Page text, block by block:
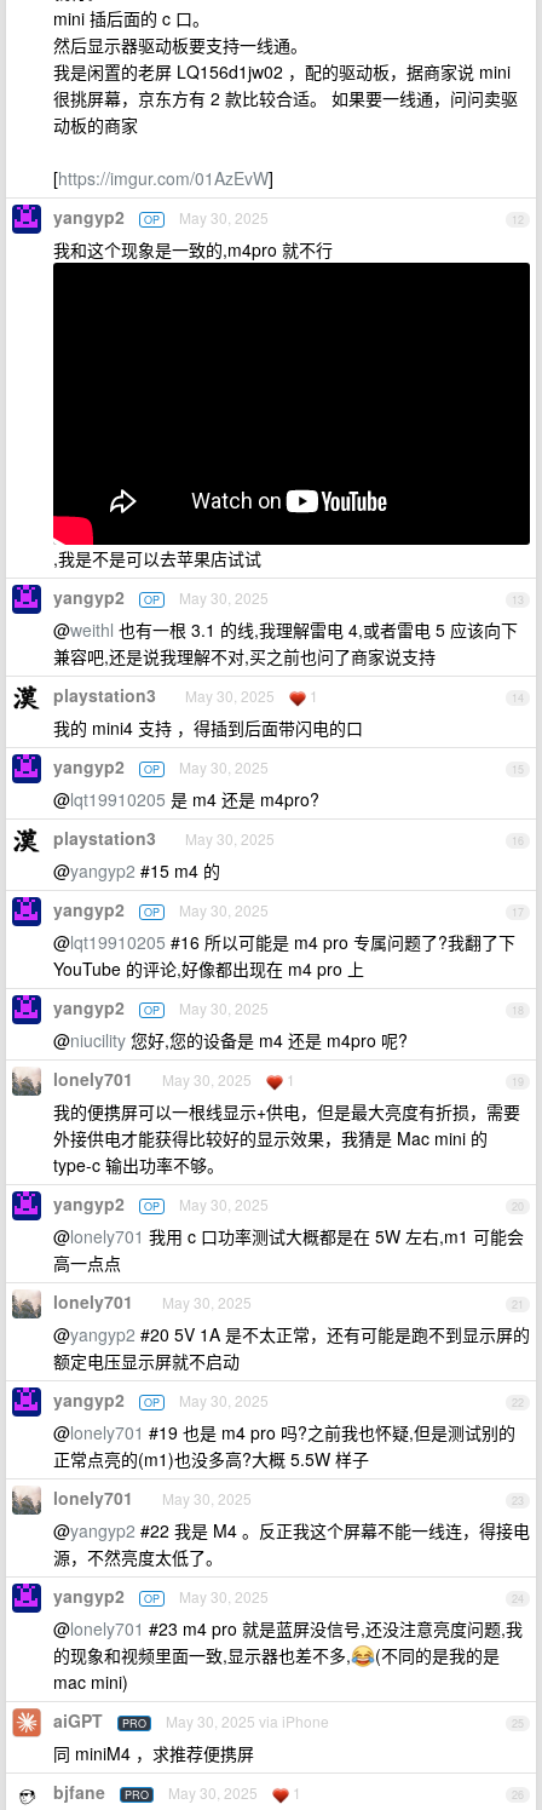
mini 插后面的 c 口。
然后显示器驱动板要支持一线通。
我是闲置的老屏 LQ156d1jw02 ，配的驱动板，据商家说 mini
很挑屏幕，京东方有 2 款比较合适。 如果要一线通，问问卖驱
动板的商家
[https://imgur.com/01AzEvW]
12
yangyp2 OP May 30, 2025
我和这个现象是一致的,m4pro 就不行
,我是不是可以去苹果店试试
13
yangyp2 OP May 30, 2025
@weithl 也有一根 3.1 的线,我理解雷电 4,或者雷电 5 应该向下
兼容吧,还是说我理解不对,买之前也问了商家说支持
14
playstation3 May 30, 2025 1
我的 mini4 支持 ，得插到后面带闪电的口
15
yangyp2 OP May 30, 2025
@lqt19910205 是 m4 还是 m4pro?
16
playstation3 May 30, 2025
@yangyp2 #15 m4 的
17
yangyp2 OP May 30, 2025
@lqt19910205 #16 所以可能是 m4 pro 专属问题了?我翻了下
YouTube 的评论,好像都出现在 m4 pro 上
18
yangyp2 OP May 30, 2025
@niucility 您好,您的设备是 m4 还是 m4pro 呢?
19
lonely701 May 30, 2025 1
我的便携屏可以一根线显示+供电，但是最大亮度有折损，需要
外接供电才能获得比较好的显示效果，我猜是 Mac mini 的
type-c 输出功率不够。
20
yangyp2 OP May 30, 2025
@lonely701 我用 c 口功率测试大概都是在 5W 左右,m1 可能会
高一点点
21
lonely701 May 30, 2025
@yangyp2 #20 5V 1A 是不太正常，还有可能是跑不到显示屏的
额定电压显示屏就不启动
22
yangyp2 OP May 30, 2025
@lonely701 #19 也是 m4 pro 吗?之前我也怀疑,但是测试别的
正常点亮的(m1)也没多高?大概 5.5W 样子
23
lonely701 May 30, 2025
@yangyp2 #22 我是 M4 。反正我这个屏幕不能一线连，得接电
源，不然亮度太低了。
24
yangyp2 OP May 30, 2025
@lonely701 #23 m4 pro 就是蓝屏没信号,还没注意亮度问题,我
的现象和视频里面一致,显示器也差不多,
(不同的是我的是
mac mini)
25
aiGPT PRO May 30, 2025 via iPhone
同 miniM4 ，求推荐便携屏
26
bjfane PRO May 30, 2025 1